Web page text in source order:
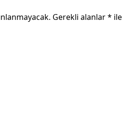
Gerekli alanlar* ile